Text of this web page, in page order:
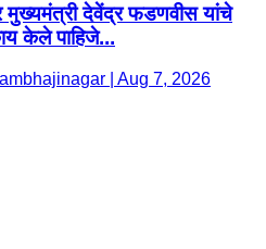
मुख्यमंत्री देवेंद्र फडणवीस यांचे
केले पाहिजे...
| Aug 7, 2026